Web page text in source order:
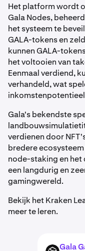
Het platform wordt
Gala Nodes,
het systeem te
GALA-tokens en
kunnen GALA-
het voltooien van
Eenmaal verdiend,
verhandeld, wat
Gala's bekendste
verdienen door
bredere
node-staking en het
een langdurig en
gamingwereld.
Bekijk het Kraken
meer te leren.
Gala